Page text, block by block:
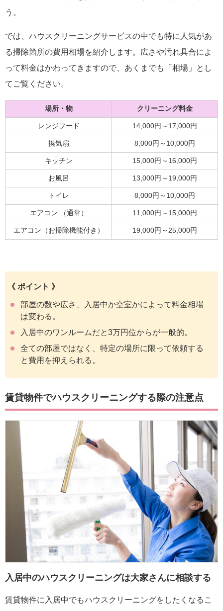
う。
では、ハウスクリーニングサービスの中でも特に人気があ
る掃除箇所の費用相場を紹介します。広さや汚れ具合によ
って料金はかわってきますので、あくまでも「相場」とし
てご覧ください。
場所・物 クリーニング料金
レンジフード 14,000円～17,000円
換気扇 8,000円～10,000円
キッチン 15,000円～16,000円
お風呂 13,000円～19,000円
トイレ 8,000円～10,000円
エアコン （通常） 11,000円～15,000円
エアコン（お掃除機能付き） 19,000円～25,000円
《 ポイント 》
部屋の数や広さ、入居中か空室かによって料金相場
は変わる。
入居中のワンルームだと3万円位からが一般的。
全ての部屋ではなく、特定の場所に限って依頼する
と費用を抑えられる。
賃貸物件でハウスクリーニングする際の注意点
入居中のハウスクリーニングは大家さんに相談する
賃貸物件に入居中でもハウスクリーニングをしたくなるこ